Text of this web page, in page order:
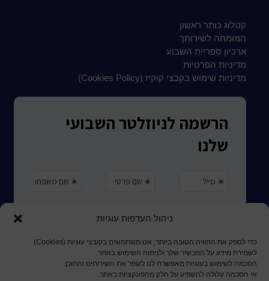
ניהול העדפות עוגיות
כדי לספק את החוויה הטובה ביותר, אנו משתמשים בקובצי עוגיות (Cookies)
לשמירת מידע על המכשיר שלך ולניתוח השימוש באתר.
הסכמה לשימוש בעוגיות מאפשרת לנו לשפר את השירותים והתוכן.
אי הסכמה עלולה להשפיע על חלק מהפונקציות באתר.
קטלוג כותר ראשון
המומחה לשירותך
ארכיון ספריית השבוע
מדיניות הפרטיות
מדיניות שימוש בקבצי קוקיז (Cookies Policy)